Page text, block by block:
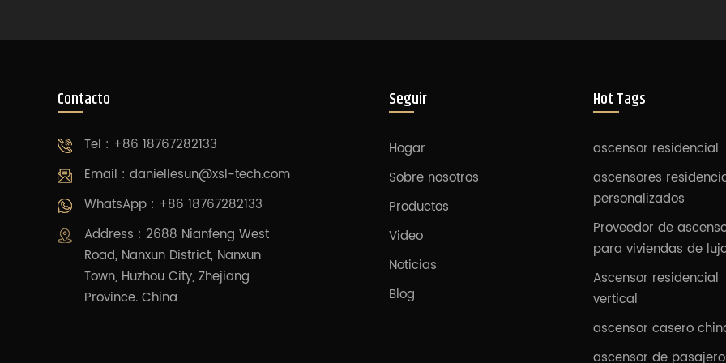
Contacto
Tel : +86 18767282133
Email : daniellesun@xsl-tech.com
WhatsApp : +86 18767282133
Address : 2688 Nianfeng West
Road, Nanxun District, Nanxun
Town, Huzhou City, Zhejiang
Province. China
Seguir
Hogar
Sobre nosotros
Productos
Video
Noticias
Blog
Hot Tags
ascensor residencial
ascensores
personalizados
Proveedor de
para viviendas de
Ascensor residencial
vertical
ascensor casero
ascensor de